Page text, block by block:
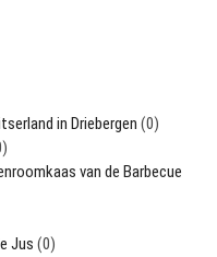
in Driebergen (0)
van de Barbecue
Jus (0)